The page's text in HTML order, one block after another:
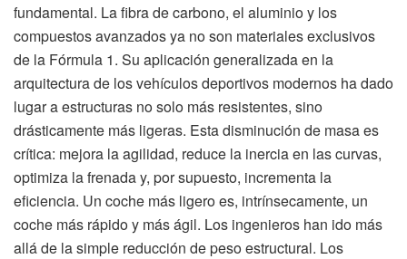
fundamental. La fibra de carbono, el aluminio y los
compuestos avanzados ya no son materiales exclusivos
de la Fórmula 1. Su aplicación generalizada en la
arquitectura de los vehículos deportivos modernos ha dado
lugar a estructuras no solo más resistentes, sino
drásticamente más ligeras. Esta disminución de masa es
crítica: mejora la agilidad, reduce la inercia en las curvas,
optimiza la frenada y, por supuesto, incrementa la
eficiencia. Un coche más ligero es, intrínsecamente, un
coche más rápido y más ágil. Los ingenieros han ido más
allá de la simple reducción de peso estructural. Los